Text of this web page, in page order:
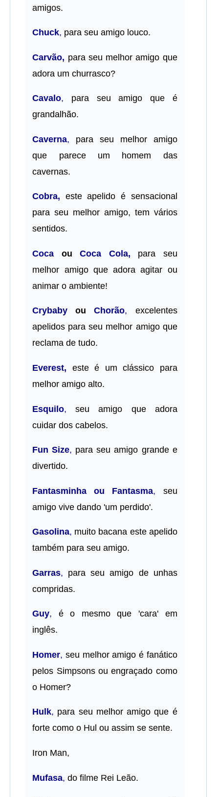
amigos.
Chuck, para seu amigo louco.
Carvão, para seu melhor amigo que
adora um churrasco?
Cavalo, para seu amigo que é
grandalhão.
Caverna, para seu melhor amigo
que parece um homem das
cavernas.
Cobra, este apelido é sensacional
para seu melhor amigo, tem vários
sentidos.
Coca ouCoca Cola, para seu
melhor amigo que adora agitar ou
animar o ambiente!
Crybaby ouChorão, excelentes
apelidos para seu melhor amigo que
reclama de tudo.
Everest,
este é um clássico para
melhor amigo alto.
Esquilo, seu amigo que adora
cuidar dos cabelos.
Fun Size, para seu amigo grande e
divertido.
Fantasminha ou Fantasma, seu
amigo vive dando 'um perdido'.
Gasolina, muito bacana este apelido
também para seu amigo.
Garras, para seu amigo de unhas
compridas.
Guy, é o mesmo que 'cara' em
inglês.
Homer, seu melhor amigo é fanático
pelos Simpsons ou engraçado como
o Homer?
Hulk, para seu melhor amigo que é
forte como o Hul ou assim se sente.
Iron Man,
Mufasa, do filme Rei Leão.